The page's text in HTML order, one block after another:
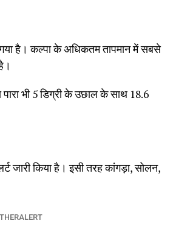
है। कल्पा के अधिकतम तापमान में सबसे
भी 5 डिग्री के उछाल के साथ 18.6
जारी किया है। इसी तरह कांगड़ा, सोलन,